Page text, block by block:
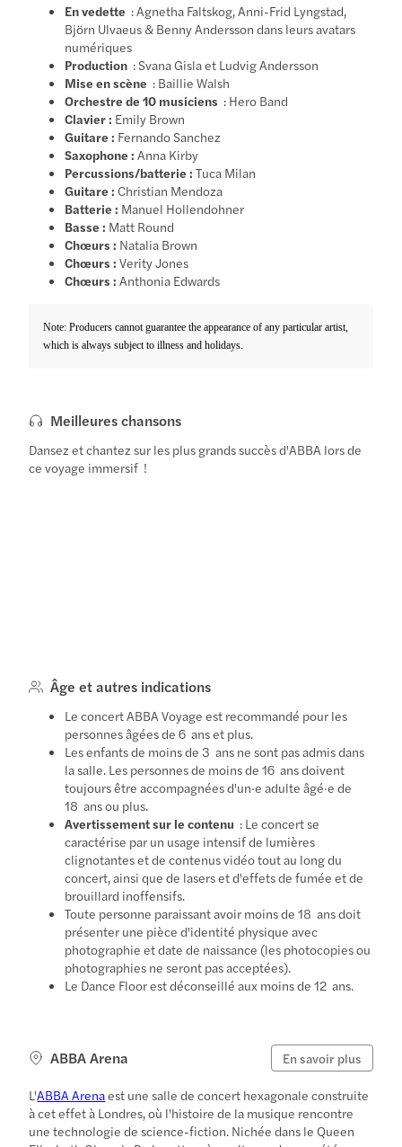
En vedette : Agnetha Faltskog, Anni-Frid Lyngstad,
Björn Ulvaeus & Benny Andersson dans leurs avatars
numériques
Production : Svana Gisla et Ludvig Andersson
Mise en scène : Baillie Walsh
Orchestre de 10 musiciens : Hero Band
Clavier : Emily Brown
Guitare : Fernando Sanchez
Saxophone : Anna Kirby
Percussions/batterie : Tuca Milan
Guitare : Christian Mendoza
Batterie : Manuel Hollendohner
Basse : Matt Round
Chœurs : Natalia Brown
Chœurs : Verity Jones
Chœurs : Anthonia Edwards
Note: Producers cannot guarantee the appearance of any particular artist,
which is always subject to illness and holidays.
Meilleures chansons
Dansez et chantez sur les plus grands succès d'ABBA lors de
ce voyage immersif !
Âge et autres indications
Le concert ABBA Voyage est recommandé pour les
personnes âgées de 6 ans et plus.
Les enfants de moins de 3 ans ne sont pas admis dans
la salle. Les personnes de moins de 16 ans doivent
toujours être accompagnées d'un·e adulte âgé·e de
18 ans ou plus.
Avertissement sur le contenu : Le concert se
caractérise par un usage intensif de lumières
clignotantes et de contenus vidéo tout au long du
concert, ainsi que de lasers et d'effets de fumée et de
brouillard inoffensifs.
Toute personne paraissant avoir moins de 18 ans doit
présenter une pièce d'identité physique avec
photographie et date de naissance (les photocopies ou
photographies ne seront pas acceptées).
Le Dance Floor est déconseillé aux moins de 12 ans.
ABBA Arena En savoir plus
L'ABBA Arenaest une salle de concert hexagonale construite
à cet effet à Londres, où l'histoire de la musique rencontre
une technologie de science-fiction. Nichée dans le Queen